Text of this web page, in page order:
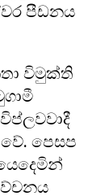
පීඩනය
විමුක්ති
පෙසප